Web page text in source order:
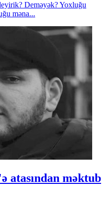
Deməyək? Yoxluğu
məna...
atasından məktub